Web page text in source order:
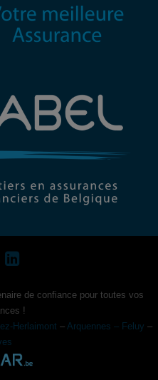
de confiance pour toutes vos
!
Herlaimont – Arquennes – Feluy –